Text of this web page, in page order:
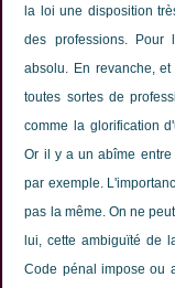
la loi une disposition
des professions.
absolu. En revanche,
toutes sortes de
comme la glorification
Or il y a un abîme
par exemple.
pas la même. On ne
lui, cette ambiguïté de
Code pénal impose ou